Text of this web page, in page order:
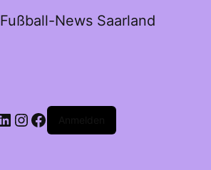
Fußball-News Saarland